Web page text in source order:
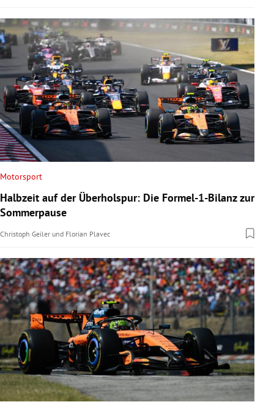
Motorsport
Halbzeit auf der Überholspur: Die Formel-1-Bilanz zur
Sommerpause
Christoph Geiler und Florian Plavec